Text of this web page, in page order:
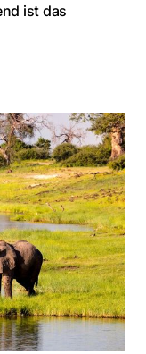
ist das